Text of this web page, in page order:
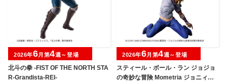
北斗の拳 -FIST OF THE NORTH STA
R-Grandista-REI-
2026年6月第4週～登場
スティール・ボール・ラン ジョジョ
の奇妙な冒険 Mometria ジョニィ・
2026年6月第4週～登場